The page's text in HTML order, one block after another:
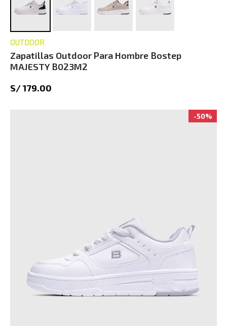
OUTDOOR
Zapatillas Outdoor Para Hombre Bostep
MAJESTY B023M2
S/ 179.00
-50%